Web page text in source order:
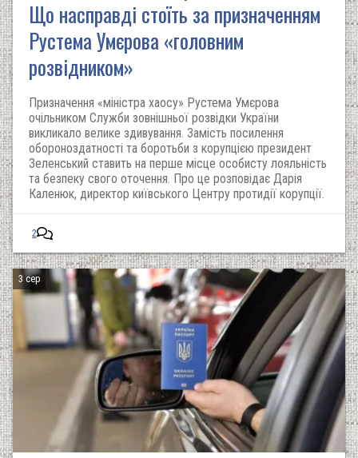
Що насправді стоїть за призначенням
Рустема Умєрова «головним
розвідником»
Призначення «міністра хаосу» Рустема Умєрова
очільником Служби зовнішньої розвідки України
викликало велике здивування. Замість посилення
обороноздатності та боротьби з корупцією президент
Зеленський ставить на перше місце особисту лояльність
та безпеку свого оточення. Про це розповідає Дарія
Каленюк, директор київського Центру протидії корупції. ‬
2
3 сер